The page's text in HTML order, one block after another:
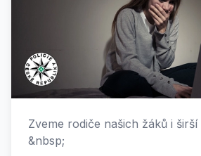
Zveme rodiče našich žáků i
&nbsp;